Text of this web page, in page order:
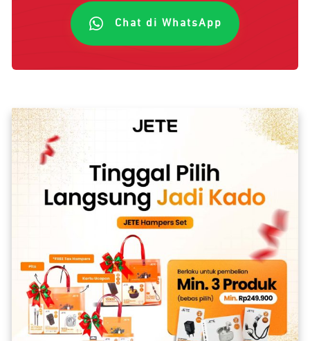
Chat di WhatsApp